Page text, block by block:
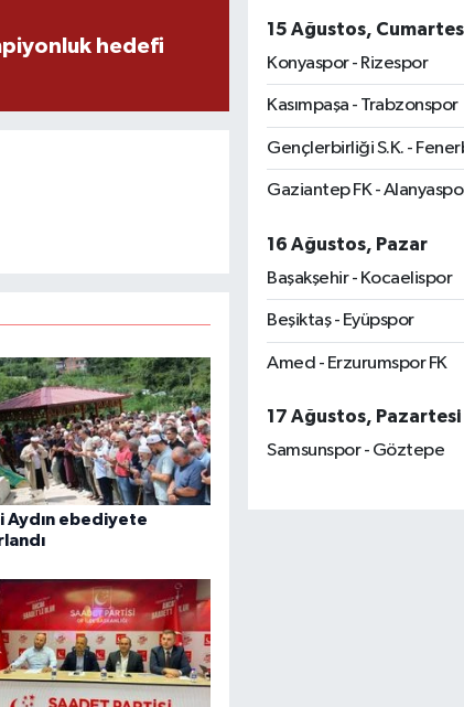
hedefi
Aydın ebediyete
15 Ağustos,
Konyaspor - Rizespor
Kasımpaşa - Trabzonspor
Gençlerbirliği S.K. -
Gaziantep FK -
16 Ağustos, Pazar
Başakşehir - Kocaelispor
Beşiktaş - Eyüpspor
Amed - Erzurumspor FK
17 Ağustos, Pazartesi
Samsunspor - Göztepe